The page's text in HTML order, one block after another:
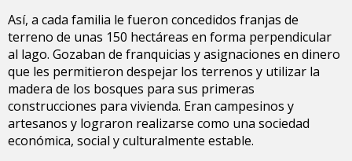
Así, a cada familia le fueron concedidos franjas de
terreno de unas 150 hectáreas en forma perpendicular
al lago. Gozaban de franquicias y asignaciones en dinero
que les permitieron despejar los terrenos y utilizar la
madera de los bosques para sus primeras
construcciones para vivienda. Eran campesinos y
artesanos y lograron realizarse como una sociedad
económica, social y culturalmente estable.